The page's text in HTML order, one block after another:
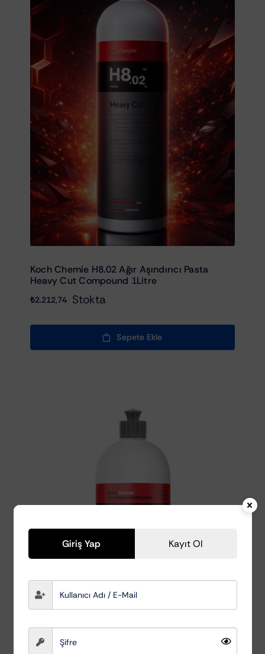
Koch Chemie H8.02 Ağır Aşındırıcı Pasta
Heavy Cut Compound 1Litre
₺2.212,74 Stokta
Sepete Ekle
Giriş Yap Kayıt Ol